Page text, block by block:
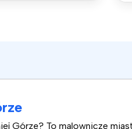
Górze? To malownicze